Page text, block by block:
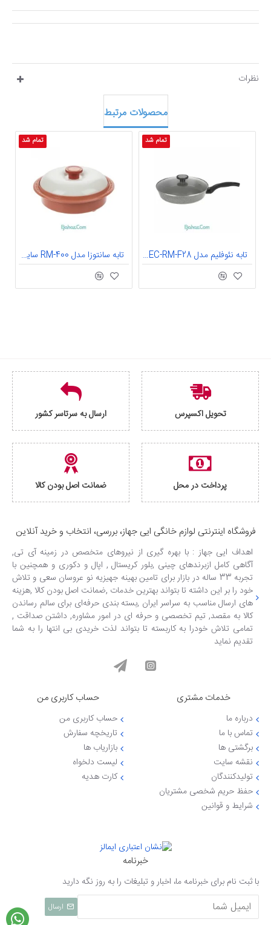
نظرات
محصولات مرتبط
تمام شد
تابه نئوفلیم مدل EC-RM-F28 سایز 28
تمام شد
تابه سانتوزا مدل RM-400 سایز 21
تحویل اکسپرس ارسال به سرتاسر کشور
پرداخت در محل ضمانت اصل بودن کالا
فروشگاه اینترنتی لوازم خانگی ایی جهاز، بررسی، انتخاب و خرید آنلاین
اهداف ایی جهاز : با بهره گیری از نیروهای متخصص در زمینه آی تی,
آگاهی کامل ازبرندهای چینی ,بلور کریستال , اپال و دکوری و همچنین با
تجربه 33 ساله در بازار برای تامین بهینه جهیزیه نو عروسان سعی و تلاش
خود را بر این داشته تا بتواند بهترین خدمات ,ضمانت اصل بودن کالا ,هزینه
های ارسال مناسب به سراسر ایران ,بسته بندی حرفه‌ای برای سالم رساندن
کالا به مقصد, تیم تخصصی و حرفه ای در امور مشاوره, داشتن صداقت ,
تمامی تلاش خودرا به کاربسته تا بتواند لذت خریدی بی انتها را به شما
تقدیم نماید
خدمات مشتری
درباره ما
تماس با ما
برگشتی ها
نقشه سایت
تولیدکنندگان
حفظ حریم شخصی مشتریان
شرایط و قوانین
حساب کاربری من
حساب کاربری من
تاریخچه سفارش
بازاریاب ها
لیست دلخواه
کارت هدیه
خبرنامه
با ثبت نام برای خبرنامه ما، اخبار و تبلیغات را به روز نگه دارید
ارسال